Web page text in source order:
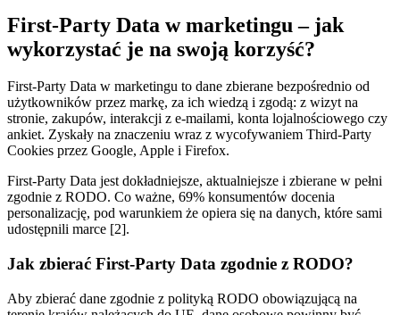
First-Party Data w marketingu – jak
wykorzystać je na swoją korzyść?
First-Party Data w marketingu to dane zbierane bezpośrednio od
użytkowników przez markę, za ich wiedzą i zgodą: z wizyt na
stronie, zakupów, interakcji z e-mailami, konta lojalnościowego czy
ankiet. Zyskały na znaczeniu wraz z wycofywaniem Third-Party
Cookies przez Google, Apple i Firefox.
First-Party Data jest dokładniejsze, aktualniejsze i zbierane w pełni
zgodnie z RODO. Co ważne, 69% konsumentów docenia
personalizację, pod warunkiem że opiera się na danych, które sami
udostępnili marce [2].
Jak zbierać First-Party Data zgodnie z RODO?
Aby zbierać dane zgodnie z polityką RODO obowiązującą na